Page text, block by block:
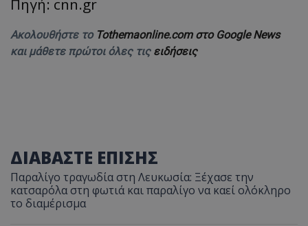
Πηγή: cnn.gr
Ακολουθήστε το Tothemaonline.com στο Google News
και μάθετε πρώτοι όλες τις ειδήσεις
ΔΙΑΒΑΣΤΕ ΕΠΙΣΗΣ
Παραλίγο τραγωδία στη Λευκωσία: Ξέχασε την
κατσαρόλα στη φωτιά και παραλίγο να καεί ολόκληρο
το διαμέρισμα